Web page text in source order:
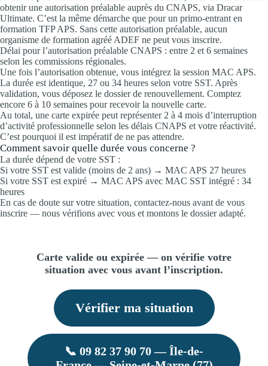
obtenir une autorisation préalable auprès du CNAPS, via Dracar
Ultimate. C’est la même démarche que pour un primo-entrant en
formation TFP APS. Sans cette autorisation préalable, aucun
organisme de formation agréé ADEF ne peut vous inscrire.
Délai pour l’autorisation préalable CNAPS : entre 2 et 6 semaines
selon les commissions régionales.
Une fois l’autorisation obtenue, vous intégrez la session MAC APS.
La durée est identique, 27 ou 34 heures selon votre SST. Après
validation, vous déposez le dossier de renouvellement. Comptez
encore 6 à 10 semaines pour recevoir la nouvelle carte.
Au total, une carte expirée peut représenter 2 à 4 mois d’interruption
d’activité professionnelle selon les délais CNAPS et votre réactivité.
C’est pourquoi il est impératif de ne pas attendre.
Comment savoir quelle durée vous concerne ?
La durée dépend de votre SST :
Si votre SST est valide (moins de 2 ans) → MAC APS 27 heures
Si votre SST est expiré → MAC APS avec MAC SST intégré : 34
heures
En cas de doute sur votre situation, contactez-nous avant de vous
inscrire — nous vérifions avec vous et montons le dossier adapté.
Carte valide ou expirée — on vérifie votre
situation avec vous avant l’inscription.
Vérifier ma situation
📞 09 82 37 90 70 — Île-de-